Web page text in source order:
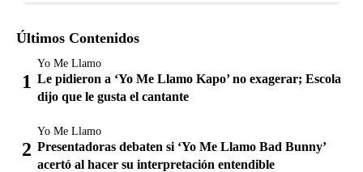
Últimos Contenidos
Yo Me Llamo
Le pidieron a ‘Yo Me Llamo Kapo’ no exagerar; Escola
dijo que le gusta el cantante
Yo Me Llamo
Presentadoras debaten si ‘Yo Me Llamo Bad Bunny’
acertó al hacer su interpretación entendible